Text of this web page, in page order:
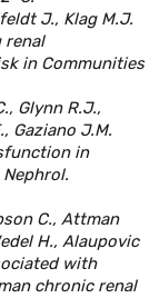
J., Klag M.J.
renal
in Communities
Glynn R.J.,
Gaziano J.M.
in
С., Attman
H., Alaupovic
with
chronic renal